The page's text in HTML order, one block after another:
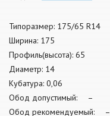
Типоразмер: 175/65 R14
Ширина: 175
Профиль(высота): 65
Диаметр: 14
Кубатура: 0,06
Обод допустимый: –
Обод рекомендуемый: –